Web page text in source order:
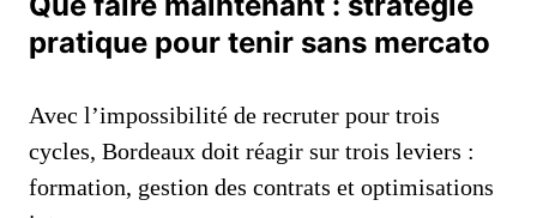
pratique pour tenir sans mercato
Avec l’impossibilité de recruter pour trois
cycles, Bordeaux doit réagir sur trois leviers :
formation, gestion des contrats et optimisations